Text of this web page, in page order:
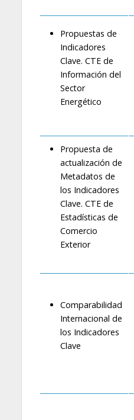
Propuestas de
Indicadores
Clave. CTE de
Información del
Sector
Energético
Propuesta de
actualización de
Metadatos de
los Indicadores
Clave. CTE de
Estadísticas de
Comercio
Exterior
Comparabilidad
Internacional de
los Indicadores
Clave